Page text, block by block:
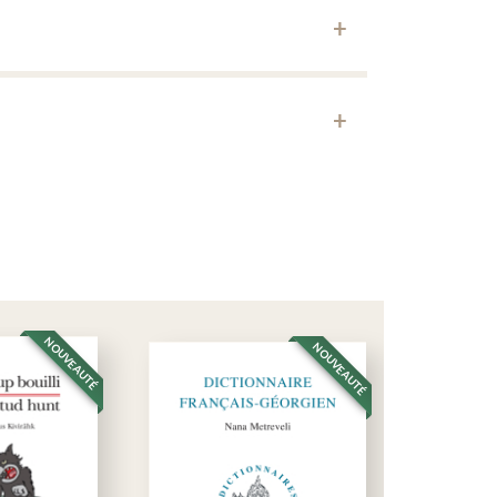
lycée Esteqlal, le lycée francoafghan de Kaboul.
accordé en 1984, il obtient son doctorat en
premier roman, Terre et Cendres. Il l'adapte au
fiction, Terre et Cendres, coécrit avec le cinéaste
« Un certain regard » au Festival de Cannes
roman, Les Mille Maisons du rêve et de la
et le sel et Afghanistan, un État impossible ?